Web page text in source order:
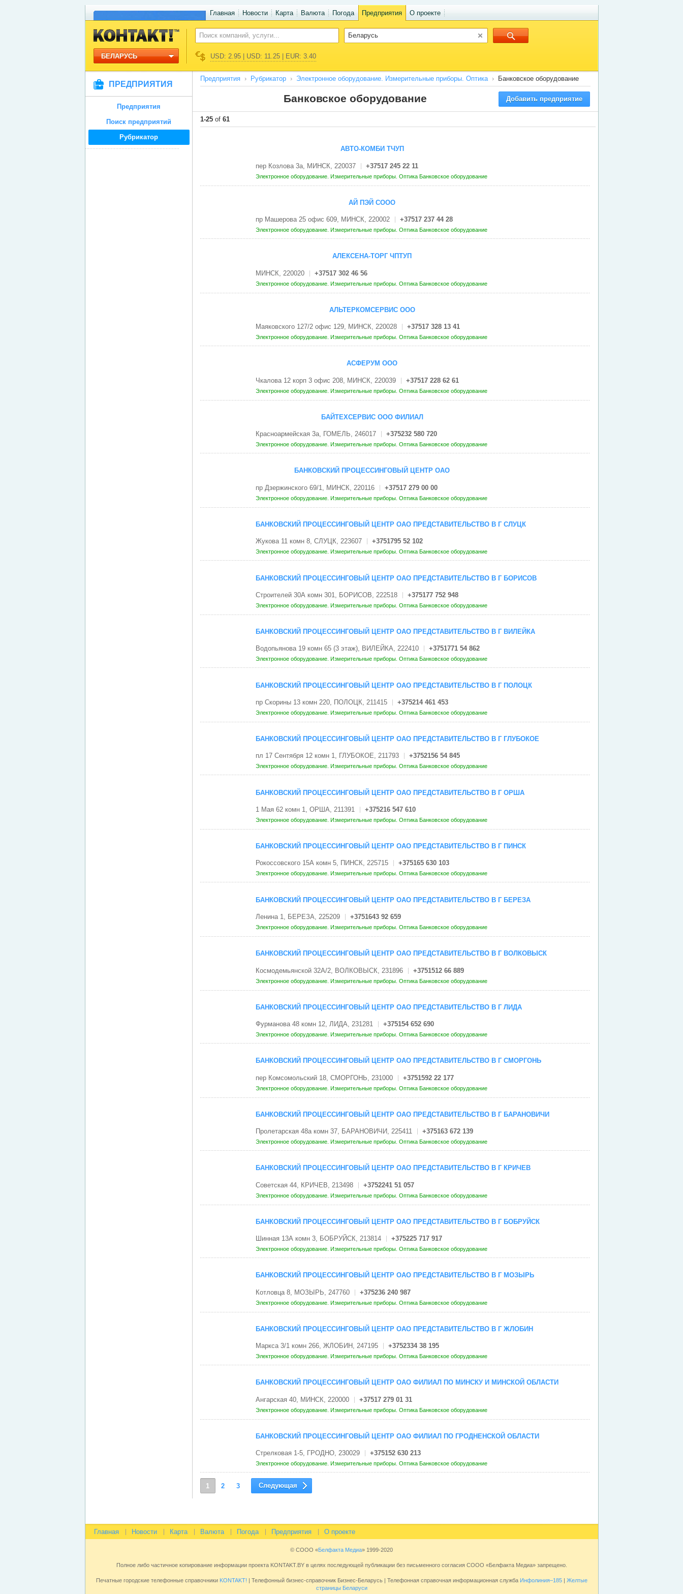
Главная Новости Карта Валюта Погода Предприятия О проекте
БЕЛАРУСЬ USD: 2.95 | USD: 11.25 | EUR: 3.40
ПРЕДПРИЯТИЯ
Предприятия
Поиск предприятий
Рубрикатор
Предприятия Рубрикатор Электронное оборудование. Измерительные приборы. Оптика Банковское оборудование
Банковское оборудование Добавить предприятие
1-25of 61
АВТО-КОМБИ ТЧУП
пер Козлова 3а, МИНСК, 220037 +37517 245 22 11
Электронное оборудование. Измерительные приборы. Оптика Банковское оборудование
АЙ ПЭЙ СООО
пр Машерова 25 офис 609, МИНСК, 220002 +37517 237 44 28
Электронное оборудование. Измерительные приборы. Оптика Банковское оборудование
АЛЕКСЕНА-ТОРГ ЧПТУП
МИНСК, 220020 +37517 302 46 56
Электронное оборудование. Измерительные приборы. Оптика Банковское оборудование
АЛЬТЕРКОМСЕРВИС ООО
Маяковского 127/2 офис 129, МИНСК, 220028 +37517 328 13 41
Электронное оборудование. Измерительные приборы. Оптика Банковское оборудование
АСФЕРУМ ООО
Чкалова 12 корп 3 офис 208, МИНСК, 220039 +37517 228 62 61
Электронное оборудование. Измерительные приборы. Оптика Банковское оборудование
БАЙТЕХСЕРВИС ООО ФИЛИАЛ
Красноармейская 3а, ГОМЕЛЬ, 246017 +375232 580 720
Электронное оборудование. Измерительные приборы. Оптика Банковское оборудование
БАНКОВСКИЙ ПРОЦЕССИНГОВЫЙ ЦЕНТР ОАО
пр Дзержинского 69/1, МИНСК, 220116 +37517 279 00 00
Электронное оборудование. Измерительные приборы. Оптика Банковское оборудование
БАНКОВСКИЙ ПРОЦЕССИНГОВЫЙ ЦЕНТР ОАО ПРЕДСТАВИТЕЛЬСТВО В Г СЛУЦК
Жукова 11 комн 8, СЛУЦК, 223607 +3751795 52 102
Электронное оборудование. Измерительные приборы. Оптика Банковское оборудование
БАНКОВСКИЙ ПРОЦЕССИНГОВЫЙ ЦЕНТР ОАО ПРЕДСТАВИТЕЛЬСТВО В Г БОРИСОВ
Строителей 30А комн 301, БОРИСОВ, 222518 +375177 752 948
Электронное оборудование. Измерительные приборы. Оптика Банковское оборудование
БАНКОВСКИЙ ПРОЦЕССИНГОВЫЙ ЦЕНТР ОАО ПРЕДСТАВИТЕЛЬСТВО В Г ВИЛЕЙКА
Водопьянова 19 комн 65 (3 этаж), ВИЛЕЙКА, 222410 +3751771 54 862
Электронное оборудование. Измерительные приборы. Оптика Банковское оборудование
БАНКОВСКИЙ ПРОЦЕССИНГОВЫЙ ЦЕНТР ОАО ПРЕДСТАВИТЕЛЬСТВО В Г ПОЛОЦК
пр Скорины 13 комн 220, ПОЛОЦК, 211415 +375214 461 453
Электронное оборудование. Измерительные приборы. Оптика Банковское оборудование
БАНКОВСКИЙ ПРОЦЕССИНГОВЫЙ ЦЕНТР ОАО ПРЕДСТАВИТЕЛЬСТВО В Г ГЛУБОКОЕ
пл 17 Сентября 12 комн 1, ГЛУБОКОЕ, 211793 +3752156 54 845
Электронное оборудование. Измерительные приборы. Оптика Банковское оборудование
БАНКОВСКИЙ ПРОЦЕССИНГОВЫЙ ЦЕНТР ОАО ПРЕДСТАВИТЕЛЬСТВО В Г ОРША
1 Мая 62 комн 1, ОРША, 211391 +375216 547 610
Электронное оборудование. Измерительные приборы. Оптика Банковское оборудование
БАНКОВСКИЙ ПРОЦЕССИНГОВЫЙ ЦЕНТР ОАО ПРЕДСТАВИТЕЛЬСТВО В Г ПИНСК
Рокоссовского 15А комн 5, ПИНСК, 225715 +375165 630 103
Электронное оборудование. Измерительные приборы. Оптика Банковское оборудование
БАНКОВСКИЙ ПРОЦЕССИНГОВЫЙ ЦЕНТР ОАО ПРЕДСТАВИТЕЛЬСТВО В Г БЕРЕЗА
Ленина 1, БЕРЕЗА, 225209 +3751643 92 659
Электронное оборудование. Измерительные приборы. Оптика Банковское оборудование
БАНКОВСКИЙ ПРОЦЕССИНГОВЫЙ ЦЕНТР ОАО ПРЕДСТАВИТЕЛЬСТВО В Г ВОЛКОВЫСК
Космодемьянской 32А/2, ВОЛКОВЫСК, 231896 +3751512 66 889
Электронное оборудование. Измерительные приборы. Оптика Банковское оборудование
БАНКОВСКИЙ ПРОЦЕССИНГОВЫЙ ЦЕНТР ОАО ПРЕДСТАВИТЕЛЬСТВО В Г ЛИДА
Фурманова 48 комн 12, ЛИДА, 231281 +375154 652 690
Электронное оборудование. Измерительные приборы. Оптика Банковское оборудование
БАНКОВСКИЙ ПРОЦЕССИНГОВЫЙ ЦЕНТР ОАО ПРЕДСТАВИТЕЛЬСТВО В Г СМОРГОНЬ
пер Комсомольский 18, СМОРГОНЬ, 231000 +3751592 22 177
Электронное оборудование. Измерительные приборы. Оптика Банковское оборудование
БАНКОВСКИЙ ПРОЦЕССИНГОВЫЙ ЦЕНТР ОАО ПРЕДСТАВИТЕЛЬСТВО В Г БАРАНОВИЧИ
Пролетарская 48а комн 37, БАРАНОВИЧИ, 225411 +375163 672 139
Электронное оборудование. Измерительные приборы. Оптика Банковское оборудование
БАНКОВСКИЙ ПРОЦЕССИНГОВЫЙ ЦЕНТР ОАО ПРЕДСТАВИТЕЛЬСТВО В Г КРИЧЕВ
Советская 44, КРИЧЕВ, 213498 +3752241 51 057
Электронное оборудование. Измерительные приборы. Оптика Банковское оборудование
БАНКОВСКИЙ ПРОЦЕССИНГОВЫЙ ЦЕНТР ОАО ПРЕДСТАВИТЕЛЬСТВО В Г БОБРУЙСК
Шинная 13А комн 3, БОБРУЙСК, 213814 +375225 717 917
Электронное оборудование. Измерительные приборы. Оптика Банковское оборудование
БАНКОВСКИЙ ПРОЦЕССИНГОВЫЙ ЦЕНТР ОАО ПРЕДСТАВИТЕЛЬСТВО В Г МОЗЫРЬ
Котловца 8, МОЗЫРЬ, 247760 +375236 240 987
Электронное оборудование. Измерительные приборы. Оптика Банковское оборудование
БАНКОВСКИЙ ПРОЦЕССИНГОВЫЙ ЦЕНТР ОАО ПРЕДСТАВИТЕЛЬСТВО В Г ЖЛОБИН
Маркса 3/1 комн 266, ЖЛОБИН, 247195 +3752334 38 195
Электронное оборудование. Измерительные приборы. Оптика Банковское оборудование
БАНКОВСКИЙ ПРОЦЕССИНГОВЫЙ ЦЕНТР ОАО ФИЛИАЛ ПО МИНСКУ И МИНСКОЙ ОБЛАСТИ
Ангарская 40, МИНСК, 220000 +37517 279 01 31
Электронное оборудование. Измерительные приборы. Оптика Банковское оборудование
БАНКОВСКИЙ ПРОЦЕССИНГОВЫЙ ЦЕНТР ОАО ФИЛИАЛ ПО ГРОДНЕНСКОЙ ОБЛАСТИ
Стрелковая 1-5, ГРОДНО, 230029 +375152 630 213
Электронное оборудование. Измерительные приборы. Оптика Банковское оборудование
1 2 3 Следующая
Главная Новости Карта Валюта Погода Предприятия О проекте
© СООО «Белфакта Медиа» 1999-2020
Полное либо частичное копирование информации проекта KONTAKT.BY в целях последующей публикации без письменного согласия СООО «Белфакта Медиа» запрещено.
Печатные городские телефонные справочникиKONTAKT! | Телефонный бизнес-справочник Бизнес-Беларусь | Телефонная справочная информационная служба Инфолиния–185| Желтые
страницы Беларуси